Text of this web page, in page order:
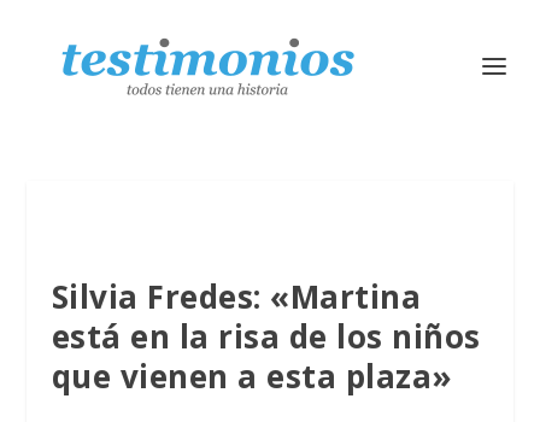
Silvia Fredes: «Martina
está en la risa de los niños
que vienen a esta plaza»